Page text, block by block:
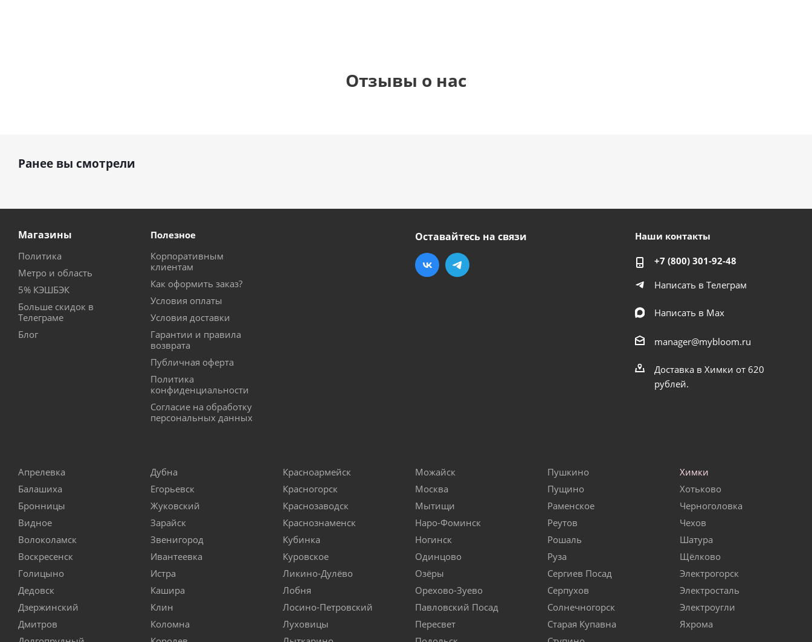
Отзывы о нас
Ранее вы смотрели
Магазины
Политика
Метро и область
5% КЭШБЭК
Больше скидок в
Телеграме
Блог
Полезное
Корпоративным
клиентам
Как оформить заказ?
Условия оплаты
Условия доставки
Гарантии и правила
возврата
Публичная оферта
Политика
конфиденциальности
Согласие на обработку
персональных данных
Оставайтесь на связи Наши контакты
+7 (800) 301-92-48
Написать в Телеграм
Написать в Мах
manager@mybloom.ru
Доставка в Химки от 620
рублей.
Апрелевка
Балашиха
Бронницы
Видное
Волоколамск
Воскресенск
Голицыно
Дедовск
Дзержинский
Дмитров
Дубна
Егорьевск
Жуковский
Зарайск
Звенигород
Ивантеевка
Истра
Кашира
Клин
Коломна
Красноармейск
Красногорск
Краснозаводск
Краснознаменск
Кубинка
Куровское
Ликино-Дулёво
Лобня
Лосино-Петровский
Луховицы
Можайск
Москва
Мытищи
Наро-Фоминск
Ногинск
Одинцово
Озёры
Орехово-Зуево
Павловский Посад
Пересвет
Пушкино
Пущино
Раменское
Реутов
Рошаль
Руза
Сергиев Посад
Серпухов
Солнечногорск
Старая Купавна
Химки
Хотьково
Черноголовка
Чехов
Шатура
Щёлково
Электрогорск
Электросталь
Электроугли
Яхрома